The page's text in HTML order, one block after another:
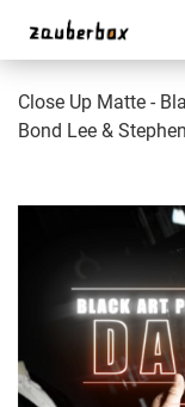
Close Up Matte -
Bond Lee &